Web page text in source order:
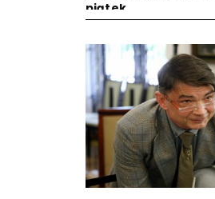
piątek